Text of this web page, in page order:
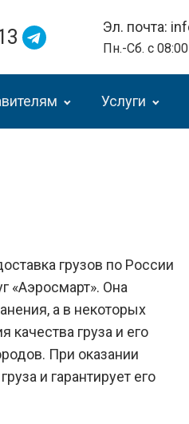
Эл. почта:
Пн.-Сб. с
Услуги
грузов по России
«Аэросмарт». Она
а в некоторых
груза и его
При оказании
и гарантирует его